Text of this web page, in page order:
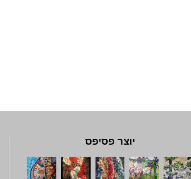
יוצר פסיפס